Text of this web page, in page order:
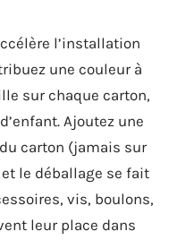
l’installation
une couleur à
sur chaque carton,
Ajoutez une
carton (jamais sur
le déballage se fait
vis, boulons,
leur place dans